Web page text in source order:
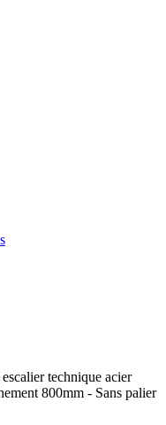
technique acier
800mm - Sans palier